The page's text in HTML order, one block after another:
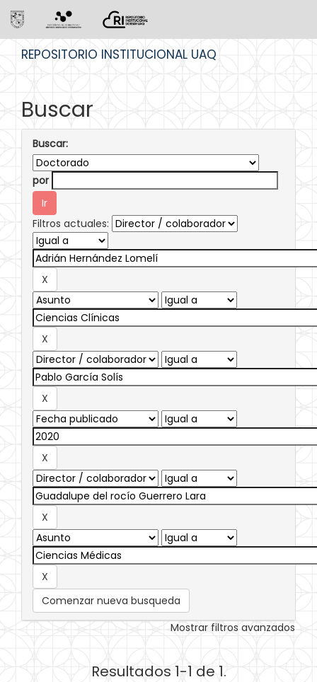
REPOSITORIO INSTITUCIONAL UAQ
Buscar
Buscar:
por
Filtros actuales:
Comenzar nueva busqueda
Mostrar filtros avanzados
Resultados 1-1 de 1.